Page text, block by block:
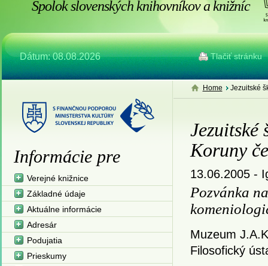
Spolok slovenských knihovníkov a knižníc
Dátum: 08.08.2026 Tlačiť stránku
Home Jezuitské
Jezuitské
Koruny
13.06.2005 -
Pozvánka
Muzeum
Filosofický
Informácie pre
Verejné knižnice
Základné údaje
Aktuálne informácie
Adresár
Podujatia
Prieskumy